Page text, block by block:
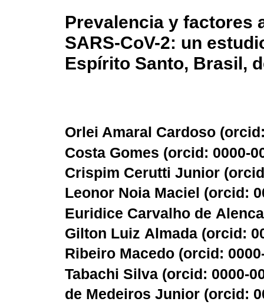
Prevalencia y factores
SARS-CoV-2: un
Espírito Santo, Brasil,
Orlei Amaral Cardoso (
Costa Gomes (orcid: 0000-
Crispim Cerutti Junior (
Leonor Noia Maciel (orcid:
Euridice Carvalho de
Gilton Luiz Almada (orcid:
Ribeiro Macedo (orcid:
Tabachi Silva (orcid: 0000-
de Medeiros Junior (orcid: